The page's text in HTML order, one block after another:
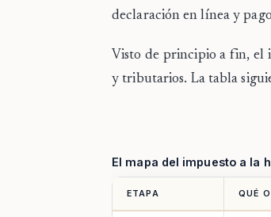
declaración en línea y
Visto de principio a fin, el
y tributarios. La tabla
El mapa del impuesto a la
ETAPA QUÉ